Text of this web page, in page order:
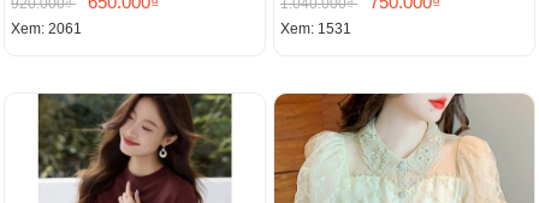
lịch.
Xem: 2061 Xem: 1531